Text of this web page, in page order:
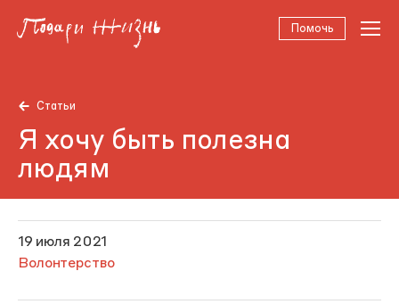
Помочь
Статьи
Я хочу быть полезна
людям
19 июля 2021
Волонтерство